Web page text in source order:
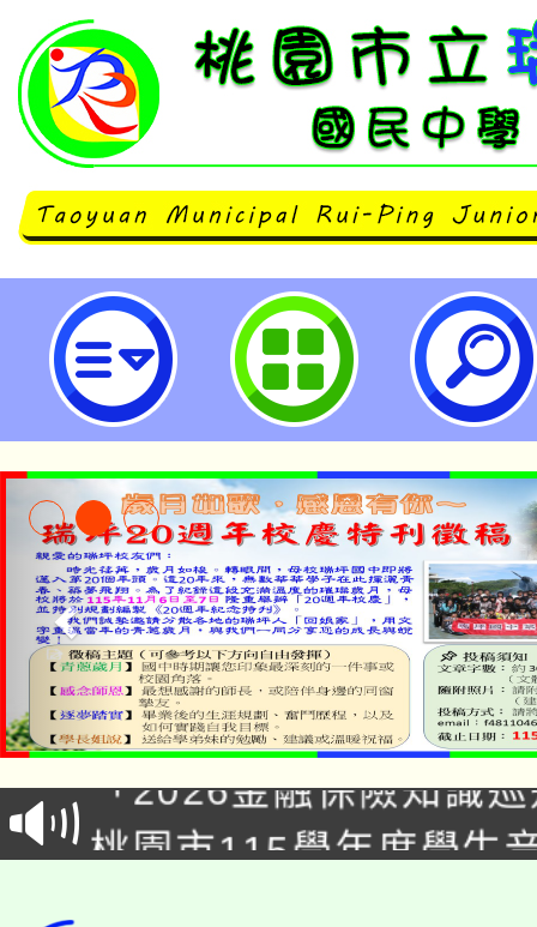
教育部「113－115年臺灣台語卡
作及配音工作計畫」114年成果-桃
中學
公告本校115學年度第
代理(課)教師甄選結果(
「2026金融保險知識
車」活動
桃園市115學年度學生